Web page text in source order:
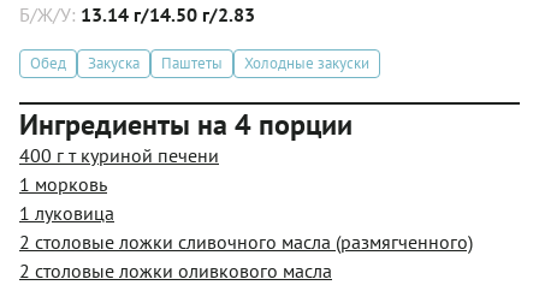
Б/Ж/У: 13.14 г/14.50 г/2.83
Обед Закуска Паштеты Холодные закуски
Ингредиенты на 4 порции
400 г т куриной печени
1 морковь
1 луковица
2 столовые ложки сливочного масла (размягченного)
2 столовые ложки оливкового масла